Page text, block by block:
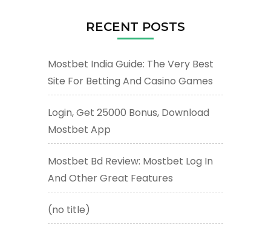
RECENT POSTS
Mostbet India Guide: The Very Best
Site For Betting And Casino Games
Login, Get 25000 Bonus, Download
Mostbet App
Mostbet Bd Review: Mostbet Log In
And Other Great Features
(no title)